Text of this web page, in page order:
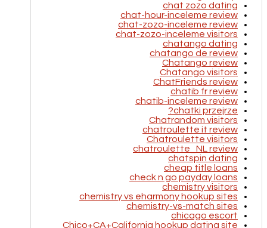
chat zozo dating
chat-hour-inceleme review
chat-zozo-inceleme review
chat-zozo-inceleme visitors
chatango dating
chatango de review
Chatango review
Chatango visitors
ChatFriends review
chatib fr review
chatib-inceleme review
chatki przejrze?
Chatrandom visitors
chatroulette it review
Chatroulette visitors
chatroulette_NL review
chatspin dating
cheap title loans
check n go payday loans
chemistry visitors
chemistry vs eharmony hookup sites
chemistry-vs-match sites
chicago escort
Chico+CA+California hookup dating site